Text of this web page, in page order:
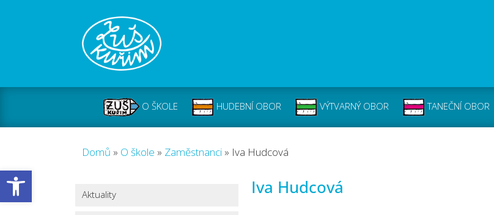
Open toolbar
O ŠKOLE HUDEBNÍ OBOR VÝTVARNÝ OBOR TANEČNÍ OBOR
Domů » O škole » Zaměstnanci » Iva Hudcová
Aktuality Iva Hudcová